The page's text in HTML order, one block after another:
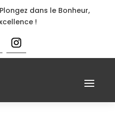
dans le Bonheur,
!